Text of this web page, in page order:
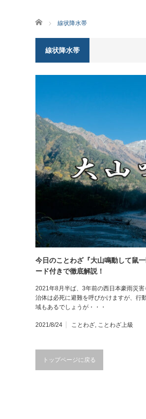
ホーム 線状降水帯
線状降水帯
今日のことわざ『大山鳴動して鼠
ード付きで徹底解説！
2021年8月半ば、3年前の西日本豪雨災
治体は必死に避難を呼びかけますが、行
域もあるでしょうが・・・
2021/8/24 ことわざ, ことわざ上級
トップページに戻る